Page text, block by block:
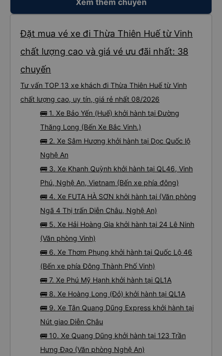
Xem thêm chuyến
Đặt mua vé xe đi Thừa Thiên Huế từ Vinh
chất lượng cao và giá vé ưu đãi nhất: 38
chuyến
Tư vấn TOP 13 xe khách đi Thừa Thiên Huế từ Vinh
chất lượng cao, uy tín, giá rẻ nhất 08/2026
🚌 1. Xe Bảo Yến (Huế) khởi hành tại Đường
Thăng Long (Bến Xe Bắc Vinh.)
🚌 2. Xe Sâm Hương khởi hành tại Dọc Quốc lộ
Nghệ An
🚌 3. Xe Khanh Quỳnh khởi hành tại QL46, Vinh
Phú, Nghệ An, Vietnam (Bến xe phía đông)
🚌 4. Xe FUTA HÀ SƠN khởi hành tại (Văn phòng
Ngã 4 Thị trấn Diễn Châu, Nghệ An)
🚌 5. Xe Hải Hoàng Gia khởi hành tại 24 Lê Ninh
(Văn phòng Vinh)
🚌 6. Xe Thơm Phụng khởi hành tại Quốc Lộ 46
(Bến xe phía Đông Thành Phố Vinh)
🚌 7. Xe Phú Mỹ Hạnh khởi hành tại QL1A
🚌 8. Xe Hoàng Long (Đỏ) khởi hành tại QL1A
🚌 9. Xe Tân Quang Dũng Express khởi hành tại
Nút giao Diễn Châu
🚌 10. Xe Quang Dũng khởi hành tại 123 Trần
Hưng Đạo (Văn phòng Nghệ An)